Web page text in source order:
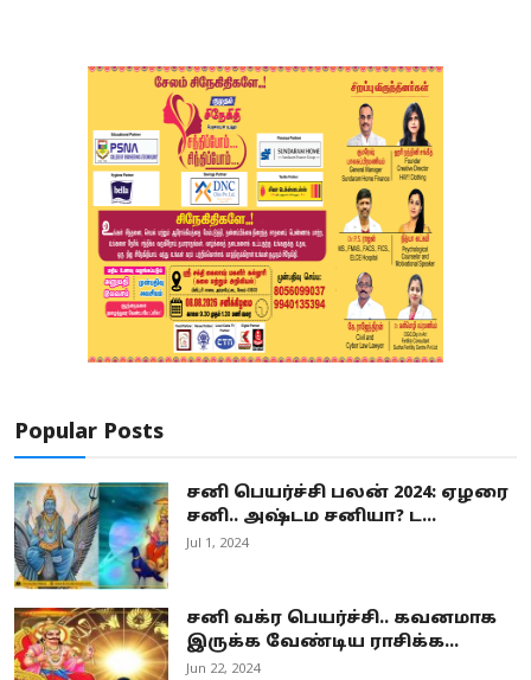
Popular Posts
சனி பெயர்ச்சி பலன் 2024: ஏழரை
சனி.. அஷ்டம சனியா? ட...
Jul 1, 2024
சனி வக்ர பெயர்ச்சி.. கவனமாக
இருக்க வேண்டிய ராசிக்க...
Jun 22, 2024